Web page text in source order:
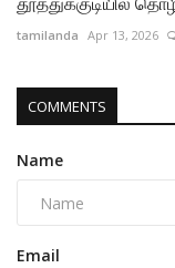
தூத்துக்குடியில்
tamilanda Apr 13, 2026
COMMENTS
Name
Email